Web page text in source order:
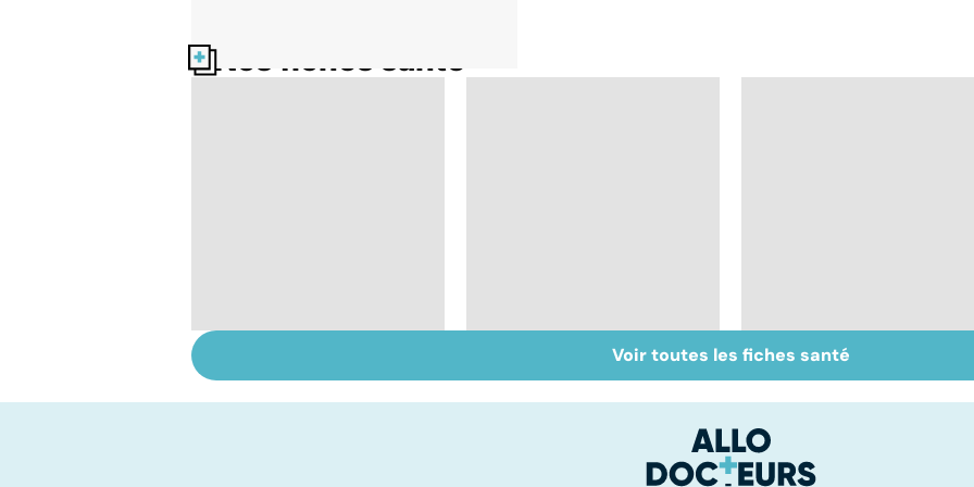
Nos fiches santé
contre les irritations
Tout savoir sur les
infections
Inflammation des
amygdales : que faire
Voir toutes les fiches santé